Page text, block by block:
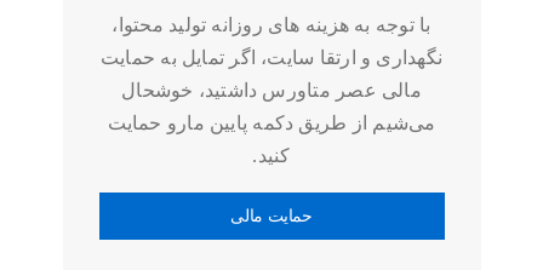
با توجه به هزینه های روزانه تولید محتوا،
نگهداری و ارتقا سایت، اگر تمایل به حمایت
مالی عصر متاورس داشتید، خوشحال
می‌شیم از طریق دکمه پایین مارو حمایت
کنید.